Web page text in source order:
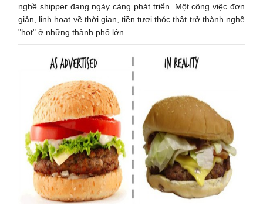
nghề shipper đang ngày càng phát triển. Một công việc đơn
giản, linh hoạt về thời gian, tiền tươi thóc thật trở thành nghề
"hot" ở những thành phố lớn.